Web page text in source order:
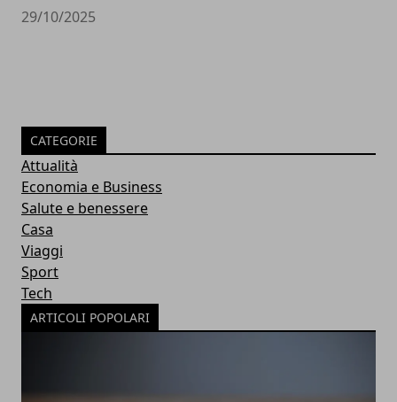
29/10/2025
CATEGORIE
Attualità
Economia e Business
Salute e benessere
Casa
Viaggi
Sport
Tech
ARTICOLI POPOLARI